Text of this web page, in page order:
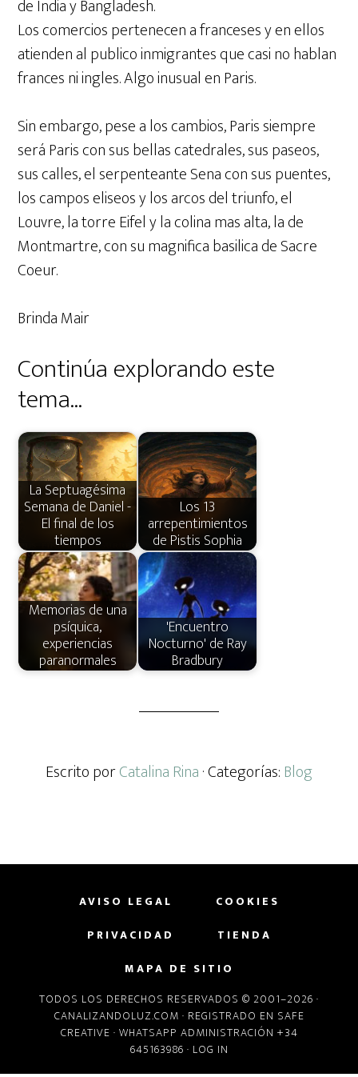
de India y Bangladesh.
Los comercios pertenecen a franceses y en ellos
atienden al publico inmigrantes que casi no hablan
frances ni ingles. Algo inusual en Paris.
Sin embargo, pese a los cambios, Paris siempre
será Paris con sus bellas catedrales, sus paseos,
sus calles, el serpenteante Sena con sus puentes,
los campos eliseos y los arcos del triunfo, el
Louvre, la torre Eifel y la colina mas alta, la de
Montmartre, con su magnifica basilica de Sacre
Coeur.
Brinda Mair
Continúa explorando este
tema...
La Septuagésima
Semana de Daniel -
El final de los
tiempos
Los 13
arrepentimientos
de Pistis Sophia
Memorias de una
psíquica,
experiencias
paranormales
'Encuentro
Nocturno' de Ray
Bradbury
Escrito porCatalina Rina· Categorías: Blog
AVISO LEGAL
COOKIES
PRIVACIDAD
TIENDA
MAPA DE SITIO
TODOS LOS DERECHOS RESERVADOS © 2001–2026 ·
CANALIZANDOLUZ.COM · REGISTRADO EN SAFE
CREATIVE · WHATSAPP ADMINISTRACIÓN +34
645163986 · LOG IN